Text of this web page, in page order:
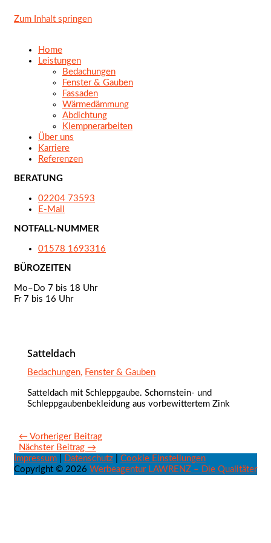
Zum Inhalt springen
Home
Leistungen
Bedachungen
Fenster & Gauben
Fassaden
Wärmedämmung
Abdichtung
Klempnerarbeiten
Über uns
Karriere
Referenzen
BERATUNG
02204 73593
E-Mail
NOTFALL-NUMMER
01578 1693316
BÜROZEITEN
Mo–Do 7 bis 18 Uhr
Fr 7 bis 16 Uhr
Satteldach
Bedachungen, Fenster & Gauben
Satteldach mit Schleppgaube. Schornstein- und
Schleppgaubenbekleidung aus vorbewittertem Zink
← Vorheriger Beitrag
Nächster Beitrag →
Impressum
Datenschutz
Cookie Einstellungen
Copyright © 2026 Werbeagentur LAWRENZ – Die Qualitäter